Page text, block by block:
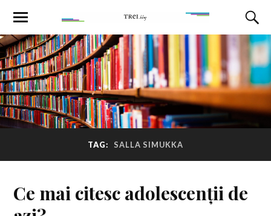
TAG: SALLA SIMUKKA
Ce mai citesc adolescenții de